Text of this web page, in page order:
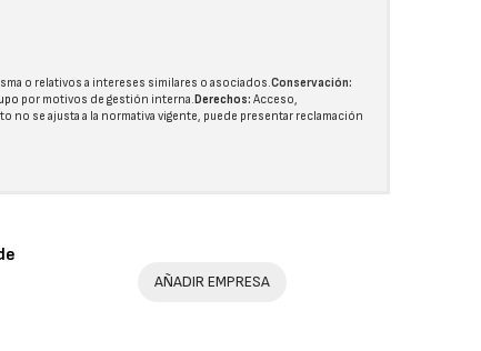
o relativos a intereses similares o asociados.Conservación:
por motivos de gestión interna.Derechos: Acceso,
no se ajusta a la normativa vigente, puede presentar reclamación
AÑADIR EMPRESA